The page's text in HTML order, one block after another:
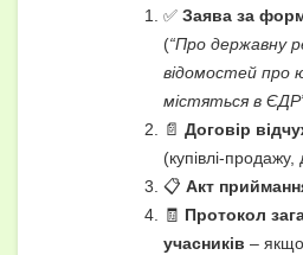
✅ Заява за
(“Про державну
відомостей про
містяться в
📄 Договір
(купівлі-
📋 Акт
🧾 Протокол
учасників –